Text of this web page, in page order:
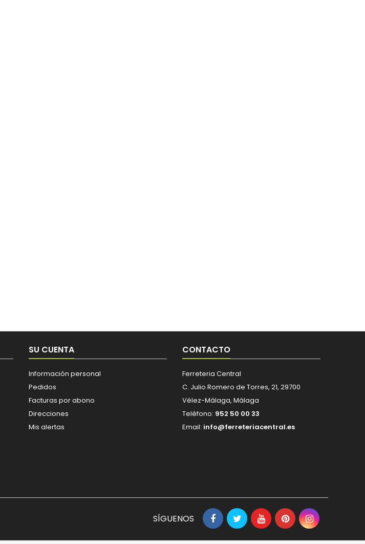
SU CUENTA
Información personal
Pedidos
Facturas por abono
Direcciones
Mis alertas
CONTACTO
Ferreteria Central
C. Julio Romero de Torres, 21, 29700
Vélez-Málaga, Málaga
Teléfono: 952 50 00 33
Email: info@ferreteriacentral.es
SÍGUENOS